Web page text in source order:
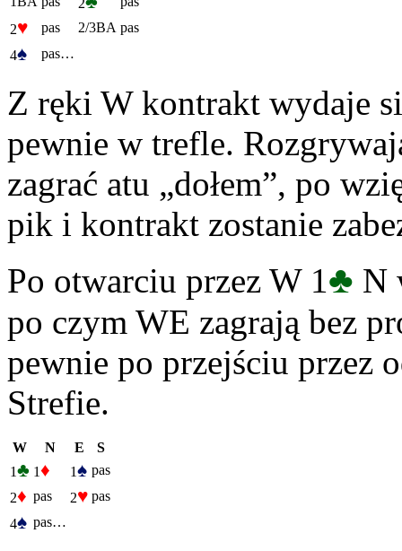
2
2♥ pas 2/3BA pas
4♠ pas…
Z ręki W kontrakt wydaje
pewnie w trefle.
zagrać atu „dołem”, po
pik i kontrakt zostanie
Po otwarciu przez W 1♣ N
po czym WE zagrają bez
pewnie po przejściu przez
Strefie.
W N E
S
1♣ 1♦ 1♠ pas
2♦ pas 2♥ pas
4♠ pas…